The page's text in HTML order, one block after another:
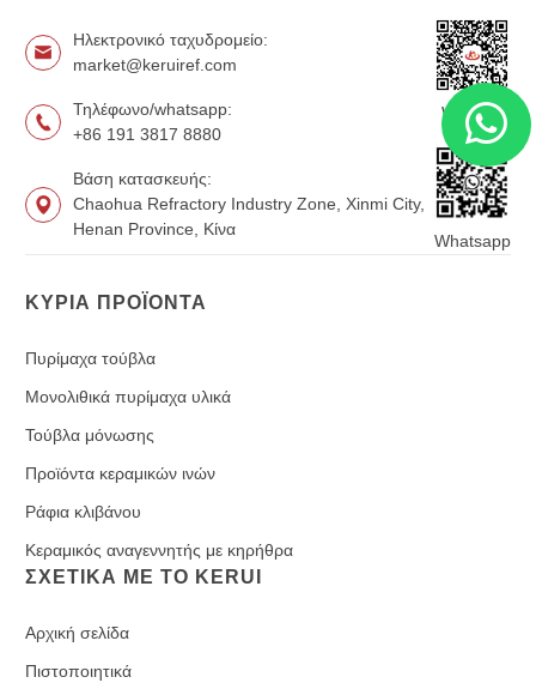
Ηλεκτρονικό ταχυδρομείο:
market@keruiref.com
Τηλέφωνο/whatsapp:
+86 191 3817 8880
Βάση κατασκευής:
Chaohua Refractory Industry Zone, Xinmi City,
Henan Province, Κίνα
WeChat
Whatsapp
ΚΎΡΙΑ ΠΡΟΪΌΝΤΑ
Πυρίμαχα τούβλα
Μονολιθικά πυρίμαχα υλικά
Τούβλα μόνωσης
Προϊόντα κεραμικών ινών
Ράφια κλιβάνου
Κεραμικός αναγεννητής με κηρήθρα
ΣΧΕΤΙΚΆ ΜΕ ΤΟ KERUI
Αρχική σελίδα
Πιστοποιητικά